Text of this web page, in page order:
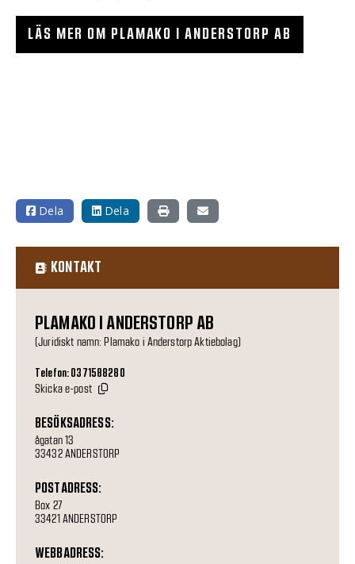
LÄS MER OM PLAMAKO I ANDERSTORP AB
Dela Dela
KONTAKT
PLAMAKO I ANDERSTORP AB
(Juridiskt namn: Plamako i Anderstorp Aktiebolag)
Telefon: 0371588280
Skicka e-post
BESÖKSADRESS:
ågatan 13
33432 ANDERSTORP
POSTADRESS:
Box 27
33421 ANDERSTORP
WEBBADRESS: